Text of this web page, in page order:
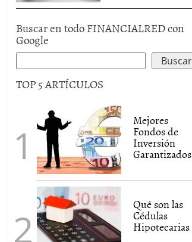
Buscar en todo FINANCIALRED con
Google
TOP 5 ARTÍCULOS
Mejores
Fondos de
Inversión
Garantizados
Qué son las
Cédulas
Hipotecarias